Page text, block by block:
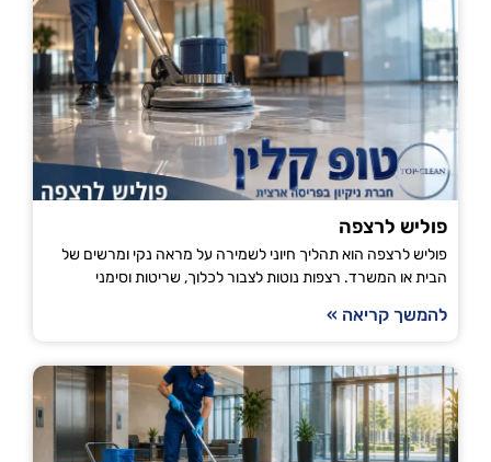
פוליש לרצפה
פוליש לרצפה הוא תהליך חיוני לשמירה על מראה נקי ומרשים של
הבית או המשרד. רצפות נוטות לצבור לכלוך, שריטות וסימני
להמשך קריאה »